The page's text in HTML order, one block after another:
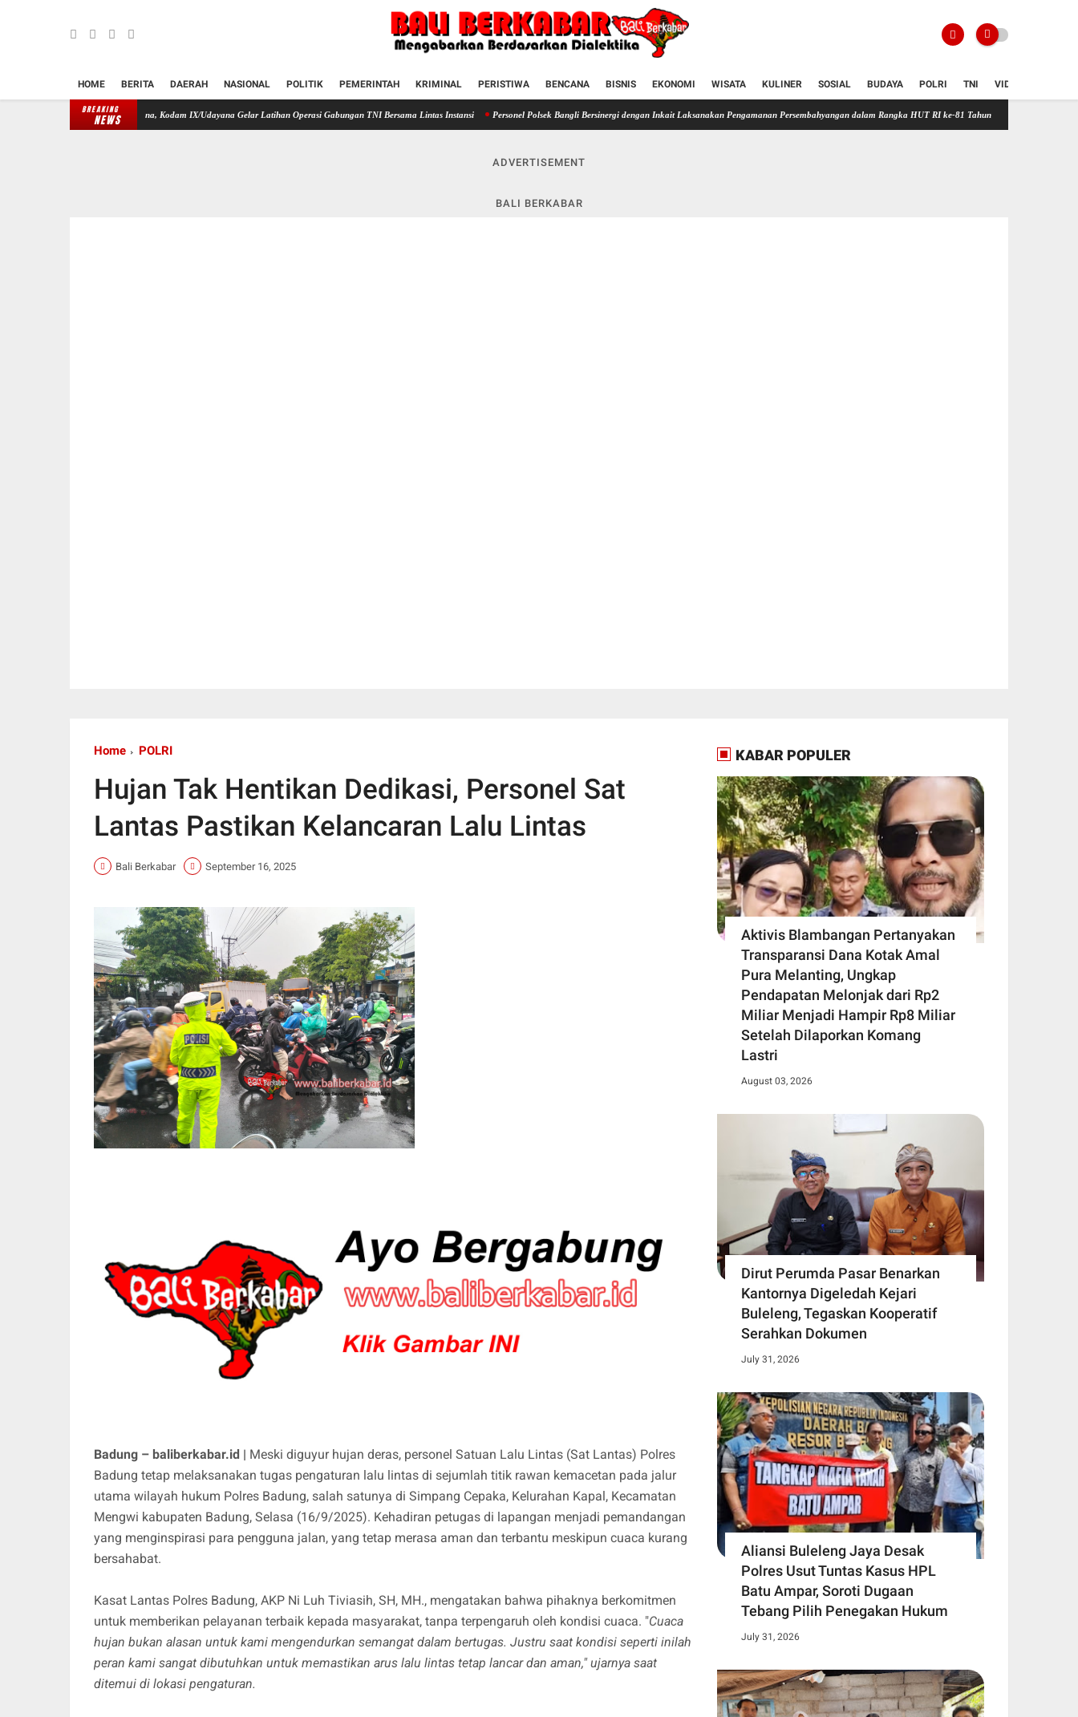
HOME BERITA DAERAH NASIONAL POLITIK PEMERINTAH KRIMINAL PERISTIWA BENCANA BISNIS EKONOMI WISATA KULINER SOSIAL BUDAYA POLRI TNI VIDIO
BREAKING
NEWS
Respons Cepat Bencana, Kodam IX/Udayana Gelar Latihan Operasi Gabungan TNI Bersama Lintas Instansi Personel Polsek Bangli Bersinergi dengan Inkait Laksanakan Pengamanan Persembahyangan dalam Rangka HUT RI ke-81 Tahun 2026 Silaturahmi Hangat
ADVERTISEMENT
BALI BERKABAR
Home POLRI
Hujan Tak Hentikan Dedikasi, Personel Sat
Lantas Pastikan Kelancaran Lalu Lintas
Bali Berkabar September 16, 2025
Badung – baliberkabar.id | Meski diguyur hujan deras, personel Satuan Lalu Lintas (Sat Lantas) Polres
Badung tetap melaksanakan tugas pengaturan lalu lintas di sejumlah titik rawan kemacetan pada jalur
utama wilayah hukum Polres Badung, salah satunya di Simpang Cepaka, Kelurahan Kapal, Kecamatan
Mengwi kabupaten Badung, Selasa (16/9/2025). Kehadiran petugas di lapangan menjadi pemandangan
yang menginspirasi para pengguna jalan, yang tetap merasa aman dan terbantu meskipun cuaca kurang
bersahabat.
Kasat Lantas Polres Badung, AKP Ni Luh Tiviasih, SH, MH., mengatakan bahwa pihaknya berkomitmen
untuk memberikan pelayanan terbaik kepada masyarakat, tanpa terpengaruh oleh kondisi cuaca. "Cuaca
hujan bukan alasan untuk kami mengendurkan semangat dalam bertugas. Justru saat kondisi seperti inilah
peran kami sangat dibutuhkan untuk memastikan arus lalu lintas tetap lancar dan aman," ujarnya saat
ditemui di lokasi pengaturan.
KABAR POPULER
Aktivis Blambangan Pertanyakan
Transparansi Dana Kotak Amal
Pura Melanting, Ungkap
Pendapatan Melonjak dari Rp2
Miliar Menjadi Hampir Rp8 Miliar
Setelah Dilaporkan Komang
Lastri
August 03, 2026
Dirut Perumda Pasar Benarkan
Kantornya Digeledah Kejari
Buleleng, Tegaskan Kooperatif
Serahkan Dokumen
July 31, 2026
Aliansi Buleleng Jaya Desak
Polres Usut Tuntas Kasus HPL
Batu Ampar, Soroti Dugaan
Tebang Pilih Penegakan Hukum
July 31, 2026